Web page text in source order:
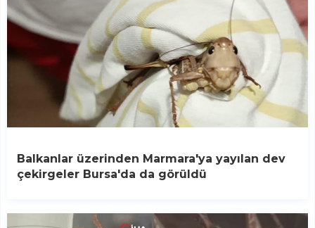
Balkanlar üzerinden Marmara'ya yayılan dev
çekirgeler Bursa'da da görüldü